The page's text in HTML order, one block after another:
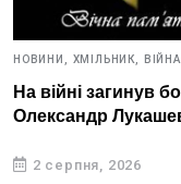
НОВИНИ, ХМІЛЬНИК, ВІЙНА
На війні загинув
Олександр
2 серпня, 2026